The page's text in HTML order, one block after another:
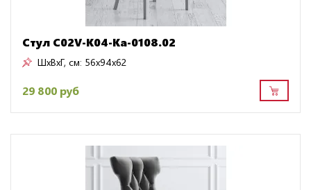
Стул C02V-K04-Ka-0108.02
ШxВxГ, см: 56x94x62
29 800 руб